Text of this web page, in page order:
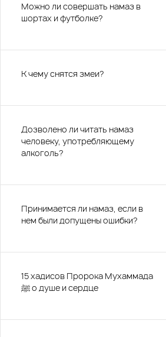
Можно ли совершать намаз в
шортах и футболке?
К чему снятся змеи?
Дозволено ли читать намаз
человеку, употребляющему
алкоголь?
Принимается ли намаз, если в
нем были допущены ошибки?
15 хадисов Пророка Мухаммада
ﷺ о душе и сердце